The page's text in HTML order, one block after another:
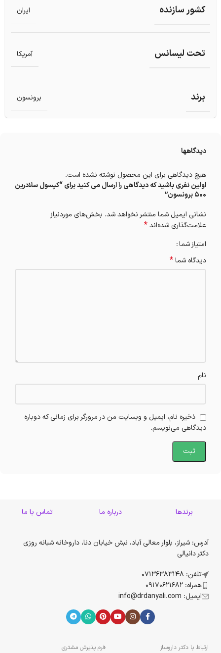
کشور سازنده ایران
تحت لیسانس آمریکا
برند برونسون
دیدگاهها
هیچ دیدگاهی برای این محصول نوشته نشده است.
اولین نفری باشید که دیدگاهی را ارسال می کنید برای “کپسول سلادرین
500 برونسون”
نشانی ایمیل شما منتشر نخواهد شد. بخش‌های موردنیاز
علامت‌گذاری شده‌اند*
امتیاز شما
دیدگاه شما*
نام
ذخیره نام، ایمیل و وبسایت من در مرورگر برای زمانی که دوباره
دیدگاهی می‌نویسم.
برندها درباره ما تماس با ما
آدرس: شیراز، بلوار معالی آباد، نبش خیابان دنا، داروخانه شبانه روزی
دکتر دانیالی
تلفن: 07136383148
همراه: 09170621682
ایمیل: info@drdanyali.com
ارتباط با دکتر داروساز
فرم پذیرش مشتری